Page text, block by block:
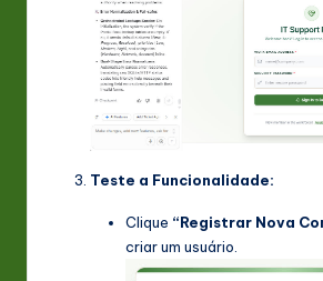
Teste a Funcionalidade:
Clique “Registrar Nova
criar um usuário.